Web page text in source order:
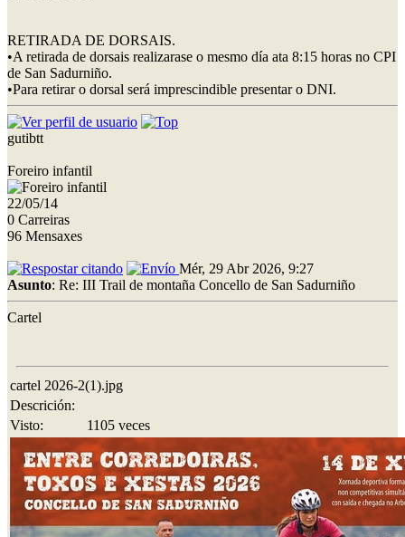
RETIRADA DE DORSAIS.
•A retirada de dorsais realizarase o mesmo día ata 8:15 horas no CPI
de San Sadurniño.
•Para retirar o dorsal será imprescindible presentar o DNI.
gutibtt
Foreiro infantil
22/05/14
0 Carreiras
96 Mensaxes
Mér, 29 Abr 2026, 9:27
Asunto: Re: III Trail de montaña Concello de San Sadurniño
Cartel
cartel 2026-2(1).jpg
Descrición:
Visto:
1105 veces